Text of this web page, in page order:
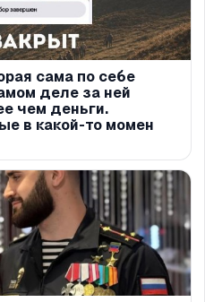
сама по себе
деле за ней
чем деньги.
в какой-то момен